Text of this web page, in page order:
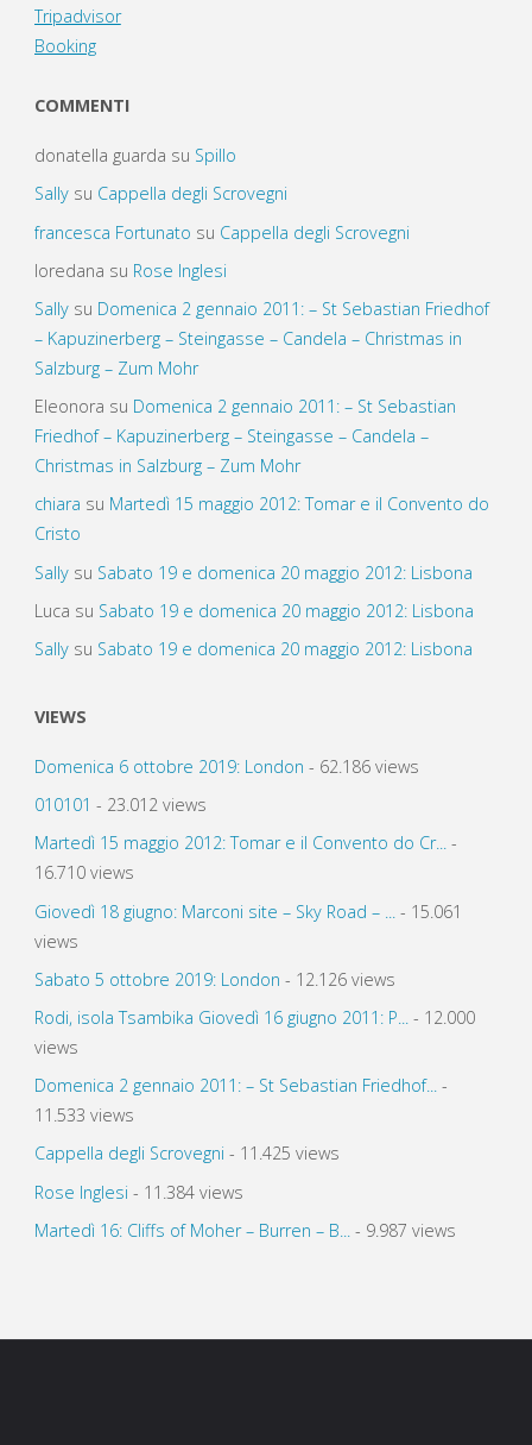
Tripadvisor
Booking
COMMENTI
donatella guarda su Spillo
Sallysu Cappella degli Scrovegni
francesca Fortunato su Cappella degli Scrovegni
loredana su Rose Inglesi
Sallysu Domenica 2 gennaio 2011: – St Sebastian Friedhof
– Kapuzinerberg – Steingasse – Candela – Christmas in
Salzburg – Zum Mohr
Eleonora su Domenica 2 gennaio 2011: – St Sebastian
Friedhof – Kapuzinerberg – Steingasse – Candela –
Christmas in Salzburg – Zum Mohr
chiara su Martedì 15 maggio 2012: Tomar e il Convento do
Cristo
Sallysu Sabato 19 e domenica 20 maggio 2012: Lisbona
Luca su Sabato 19 e domenica 20 maggio 2012: Lisbona
Sallysu Sabato 19 e domenica 20 maggio 2012: Lisbona
VIEWS
Domenica 6 ottobre 2019: London - 62.186 views
010101 - 23.012 views
Martedì 15 maggio 2012: Tomar e il Convento do Cr...-
16.710 views
Giovedì 18 giugno: Marconi site – Sky Road – ...
- 15.061
views
Sabato 5 ottobre 2019: London - 12.126 views
Rodi, isola Tsambika Giovedì 16 giugno 2011: P...- 12.000
views
Domenica 2 gennaio 2011: – St Sebastian Friedhof...-
11.533 views
Cappella degli Scrovegni - 11.425 views
Rose Inglesi - 11.384 views
Martedì 16: Cliffs of Moher – Burren – B...
- 9.987 views